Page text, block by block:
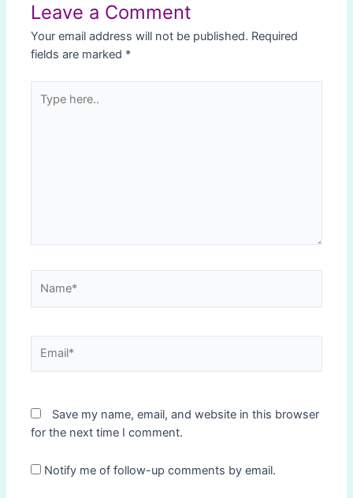
Leave a Comment
Your email address will not be published. Required
fields are marked *
here..
Save my name, email, and website in this browser
for the next time I comment.
Notify me of follow-up comments by email.